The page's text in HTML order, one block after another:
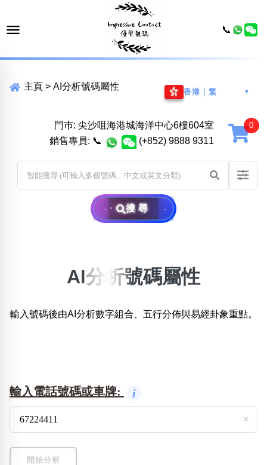
主頁 > AI分析號碼屬性
香港｜繁 ▼
門巿: 尖沙咀海港城海洋中心6樓604室
銷售專員: 📞 (+852) 9888 9311
搜尋
搜尋選項
位置:
無0無1無2無3無4
AI分析號碼屬性
輸入號碼後由AI分析數字組合、五行分佈與易經卦象重點。
輸入電話號碼或車牌: i
×
開始分析
📞